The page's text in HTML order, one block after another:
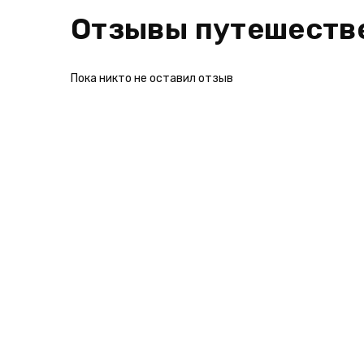
Отзывы
Пока никто не оставил отзыв